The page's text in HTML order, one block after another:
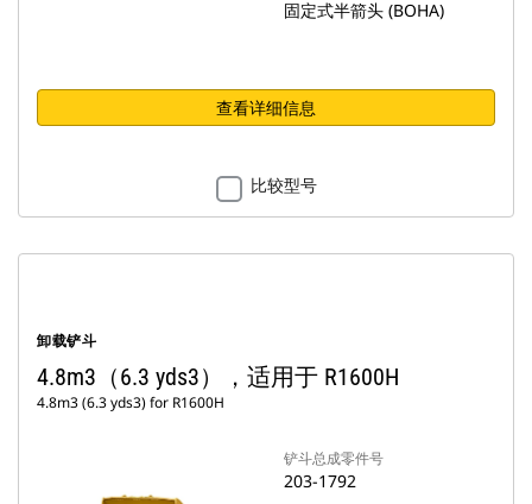
固定式半箭头 (BOHA)
查看详细信息
比较型号
卸载铲斗
4.8m3（6.3 yds3），适用于 R1600H
4.8m3 (6.3 yds3) for R1600H
铲斗总成零件号
203-1792